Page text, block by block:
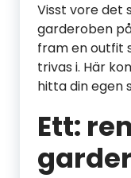
Visst vore det
garderoben
fram en outfit
trivas i. Här
hitta din egen
Ett: